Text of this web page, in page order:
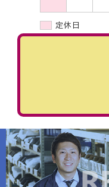
定休日